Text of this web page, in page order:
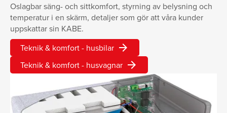
Oslagbar säng- och sittkomfort, styrning av belysning och
temperatur i en skärm, detaljer som gör att våra kunder
uppskattar sin KABE.
Teknik & komfort - husbilar arrow_forward
Teknik & komfort - husvagnar arrow_forward